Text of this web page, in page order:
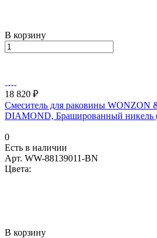
В корзину
18 820 ₽
Смеситель для раковины WONZON
DIAMOND, Брашированный никель
0
Есть в наличии
Арт. WW-88139011-BN
Цвета:
В корзину